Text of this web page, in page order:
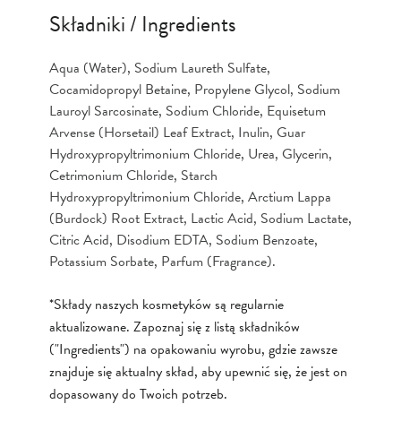
Składniki / Ingredients
Aqua (Water), Sodium Laureth Sulfate,
Cocamidopropyl Betaine, Propylene Glycol, Sodium
Lauroyl Sarcosinate, Sodium Chloride, Equisetum
Arvense (Horsetail) Leaf Extract, Inulin, Guar
Hydroxypropyltrimonium Chloride, Urea, Glycerin,
Cetrimonium Chloride, Starch
Hydroxypropyltrimonium Chloride, Arctium Lappa
(Burdock) Root Extract, Lactic Acid, Sodium Lactate,
Citric Acid, Disodium EDTA, Sodium Benzoate,
Potassium Sorbate, Parfum (Fragrance).
*Składy naszych kosmetyków są regularnie
aktualizowane. Zapoznaj się z listą składników
("Ingredients") na opakowaniu wyrobu, gdzie zawsze
znajduje się aktualny skład, aby upewnić się, że jest on
dopasowany do Twoich potrzeb.